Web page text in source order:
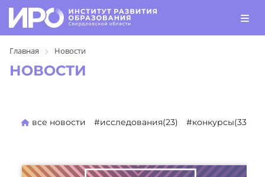
Главная Новости
НОВОСТИ
все новости #исследования(23) #конкурсы(330)